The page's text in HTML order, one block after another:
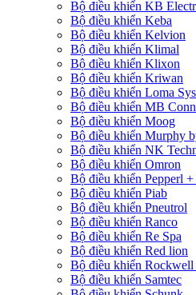
Bộ điều khiển KB
Bộ điều khiển Keba
Bộ điều khiển Kelvion
Bộ điều khiển Klimal
Bộ điều khiển Klixon
Bộ điều khiển Kriwan
Bộ điều khiển Loma
Bộ điều khiển MB
Bộ điều khiển Moog
Bộ điều khiển Murphy
Bộ điều khiển NK
Bộ điều khiển Omron
Bộ điều khiển Pepperl +
Bộ điều khiển Piab
Bộ điều khiển Pneutrol
Bộ điều khiển Ranco
Bộ điều khiển Re Spa
Bộ điều khiển Red lion
Bộ điều khiển Rockwell
Bộ điều khiển Samtec